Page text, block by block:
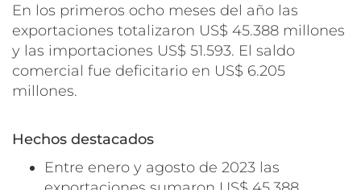
En los primeros ocho meses del año las
exportaciones totalizaron US$ 45.388 millones
y las importaciones US$ 51.593. El saldo
comercial fue deficitario en US$ 6.205
millones.
Hechos destacados
Entre enero y agosto de 2023 las